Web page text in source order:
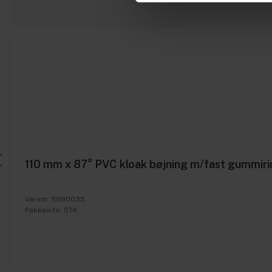
110 mm x 87° PVC kloak bøjning m/fast
Varenr. 10190035
Pakkeinfo. STK.